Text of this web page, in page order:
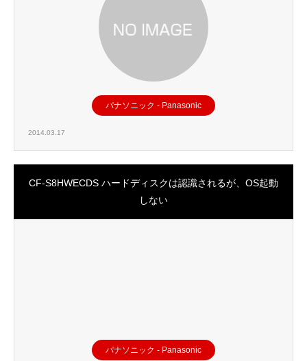
パナソニック - Panasonic
2014.03.17
CF-S8HWECDS ハードディスクは認識されるが、OS起動
しない
パナソニック - Panasonic